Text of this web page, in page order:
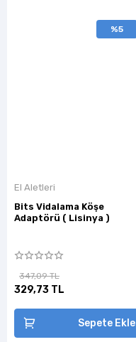
%5
El Aletleri
Bits Vidalama Köşe
Adaptörü ( Lisinya )
347,09 TL
329,73 TL
Sepete Ekle